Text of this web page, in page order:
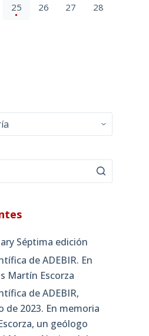
25 26 27 28
Séptima edición
de ADEBIR. En
Martín Escorza
de ADEBIR,
de 2023. En memoria
un geólogo